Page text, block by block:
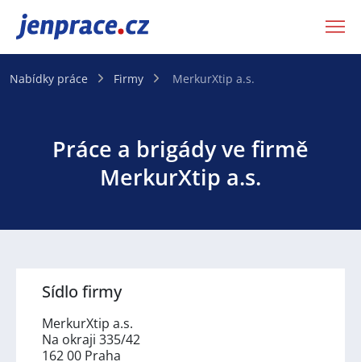
JenPráce.cz
Nabídky práce Firmy MerkurXtip a.s.
Práce a brigády ve firmě
MerkurXtip a.s.
Sídlo firmy
MerkurXtip a.s.
Na okraji 335/42
162 00 Praha